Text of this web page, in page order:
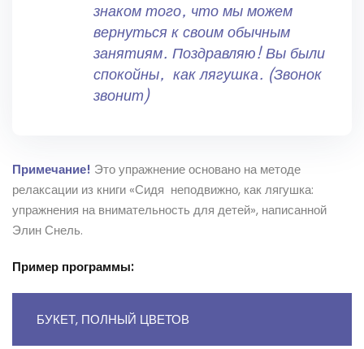
знаком того, что мы можем
вернуться к своим обычным
занятиям. Поздравляю! Вы были
спокойны, как лягушка. (Звонок
звонит)
Примечание! Это упражнение основано на методе
релаксации из книги «Сидя неподвижно, как лягушка:
упражнения на внимательность для детей», написанной
Элин Снель.
Пример программы:
БУКЕТ, ПОЛНЫЙ ЦВЕТОВ